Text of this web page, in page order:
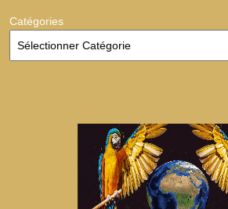
Catégories